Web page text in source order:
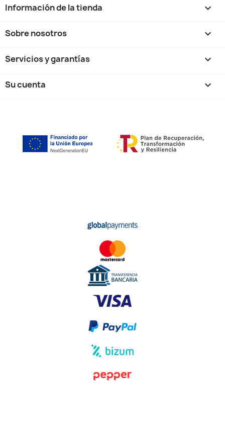
Información de la tienda keyboard_arrow_down
Sobre nosotros 
Servicios y garantías 
Su cuenta 